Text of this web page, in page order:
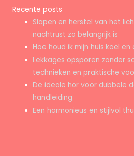
Recente posts
Slapen en herstel van het
nachtrust zo belangrijk is
Hoe houd ik mijn huis koel en
Lekkages opsporen zonder
technieken en praktische
De ideale hor voor dubbele
handleiding
Een harmonieus en stijlvol